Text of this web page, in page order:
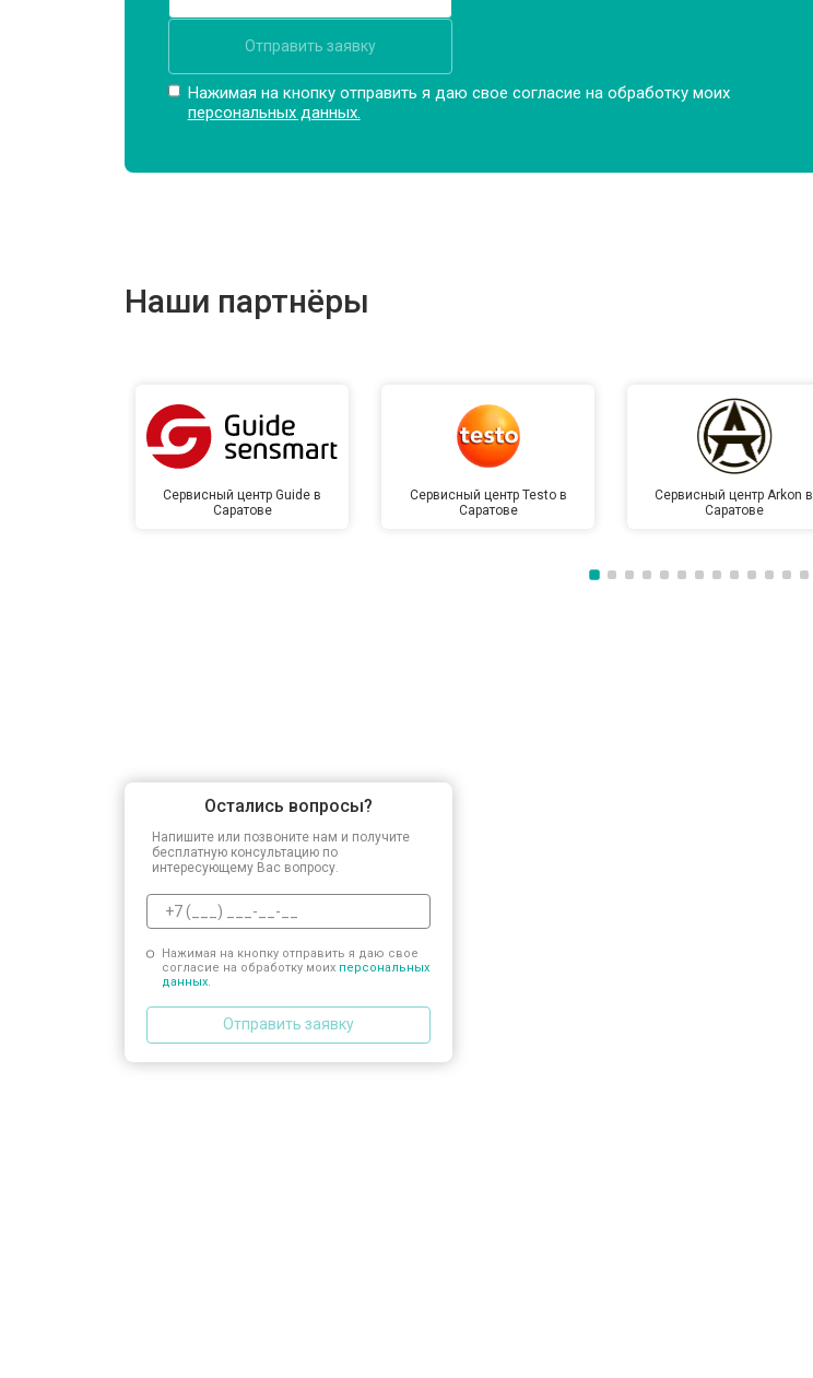
Отправить заявку
Нажимая на кнопку отправить я даю свое согласие на обработку моих
персональных данных.
Наши партнёры
Сервисный центр Guide в
Саратове
Сервисный центр Testo в
Саратове
Сервисный центр Arkon в
Саратове
Остались вопросы?
Напишите или позвоните нам и получите
бесплатную консультацию по
интересующему Вас вопросу.
Нажимая на кнопку отправить я даю свое
согласие на обработку моих персональных
данных.
Отправить заявку